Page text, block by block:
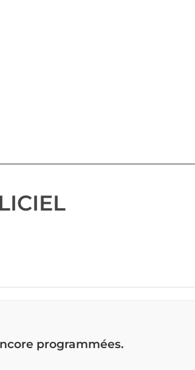
programmées.